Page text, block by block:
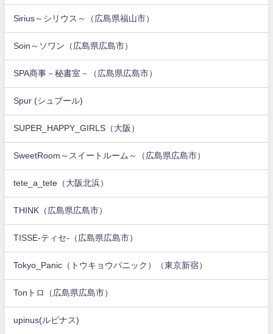
Sirius～シリウス～（広島県福山市）
Soin～ソワン（広島県広島市）
SPA商事－秘書室－（広島県広島市）
Spur (シュプール)
SUPER_HAPPY_GIRLS（大阪）
SweetRoom～スイートルーム～（広島県広島市）
tete_a_tete（大阪北浜）
THINK（広島県広島市）
TISSE-ティセ-（広島県広島市）
Tokyo_Panic（トウキョウパニック）（東京新宿）
Tonトロ（広島県広島市）
upinus(ルピナス)